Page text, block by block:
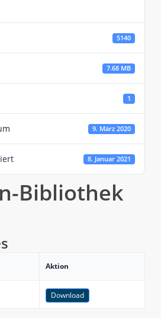
5140
7.68 MB
1
9. März 2020
8. Januar 2021
Bibliothek
Aktion
Download